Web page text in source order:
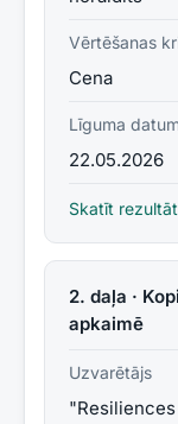
Vērtēšanas
Cena
Līguma
22.05.2026
Skatīt
2. daļa ·
apkaimē
Uzvarētājs